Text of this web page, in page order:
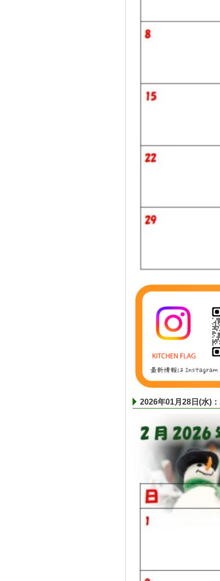
2026年01月28日(水)